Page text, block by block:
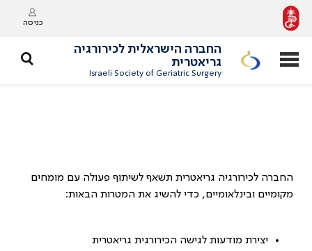
כניסה
החברה הישראלית לכירורגיה
גריאטרית
Israeli Society of Geriatric Surgery
החברה לכירורגיה גריאטרית תשאף לשיתוף פעולה עם מומחים
מקומיים ובינלאומיים, כדי להשיג את המטרות הבאות:
יצירת מודעות לגישה הכירורגית גריאטרית